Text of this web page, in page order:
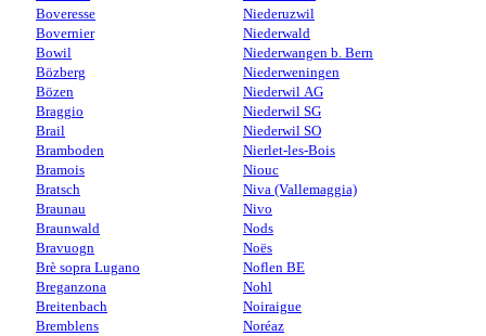
Boveresse
Bovernier
Bowil
Bözberg
Bözen
Braggio
Brail
Bramboden
Bramois
Bratsch
Braunau
Braunwald
Bravuogn
Brè sopra Lugano
Breganzona
Breitenbach
Bremblens
Niederuzwil
Niederwald
Niederwangen b. Bern
Niederweningen
Niederwil AG
Niederwil SG
Niederwil SO
Nierlet-les-Bois
Niouc
Niva (Vallemaggia)
Nivo
Nods
Noës
Noflen BE
Nohl
Noiraigue
Noréaz